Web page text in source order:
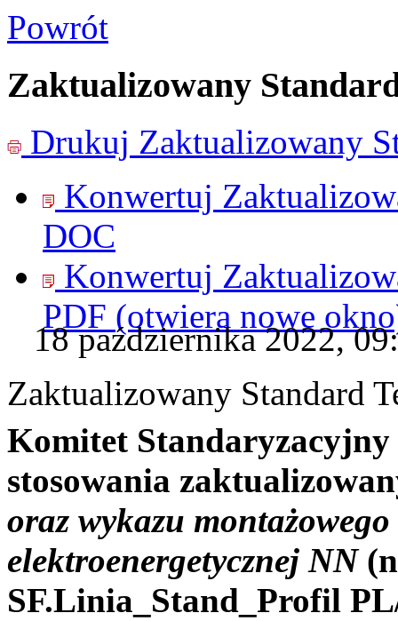
Powrót
Zaktualizowany
Drukuj Zaktualizowany
Konwertuj
DOC
Konwertuj
PDF (otwiera nowe
18 października 2022,
Zaktualizowany Standard
Komitet Standaryzacyjny
stosowania
oraz wykazu
elektroenergetycznej NN
SF.Linia_Stand_Profil